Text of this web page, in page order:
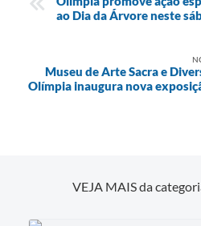
ao Dia da Árvore neste
Museu de Arte Sacra e
Olímpia inaugura nova
VEJA MAIS da